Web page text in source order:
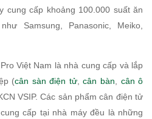
cung cấp khoảng 100.000 suất ăn
Samsung, Panasonic, Meiko,
Việt Nam là nhà cung cấp và lắp
(cân sàn điện tử,cân bàn, cân ô
VSIP. Các sản phẩm cân điện tử
cấp tại nhà máy đều là những